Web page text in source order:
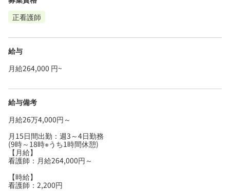
正看護師
給与
月給264,000 円~
給与備考
月給26万4,000円～
月15日間出勤：週3～4日勤務
(9時～18時※うち1時間休憩)
【月給】
看護師：月給264,000円～
【時給】
看護師：2,200円